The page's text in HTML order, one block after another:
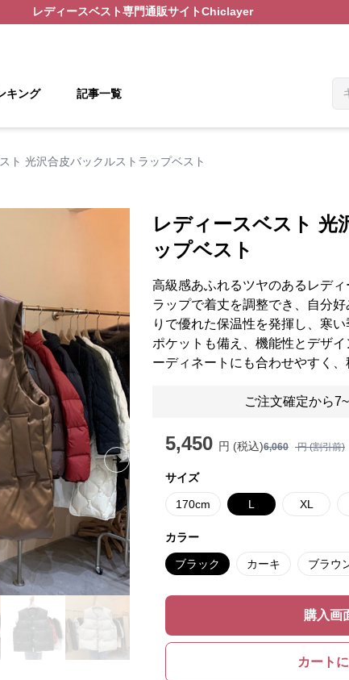
レディースベスト専門通販サイトChiclayer
キング 記事一覧
ト 光沢合皮バックルストラップベスト
Next slide
レディースベスト 光
ップベスト
高級感あふれるツヤのあるレデ
ラップで着丈を調整でき、自分
りで優れた保温性を発揮し、寒
ポケットも備え、機能性とデザ
ーディネートにも合わせやすく、
ご注文確定から
5,450 円 (税込)6,060 円 (割引前)
サイズ
170cm L XL
カラー
ブラック カーキ ブラウ
購入画
カート